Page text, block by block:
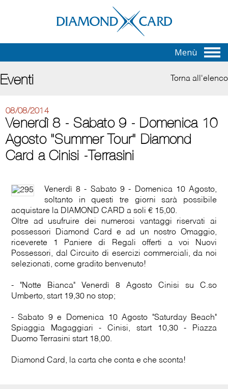
Menù
Eventi Torna all'elenco
08/08/2014
Venerdì 8 - Sabato 9 - Domenica 10
Agosto "Summer Tour" Diamond
Card a Cinisi -Terrasini
Venerdì 8 - Sabato 9 - Domenica 10 Agosto,
soltanto in questi tre giorni sarà possibile
acquistare la DIAMOND CARD a soli € 15,00.
Oltre ad usufruire dei numerosi vantaggi riservati ai
possessori Diamond Card e ad un nostro Omaggio,
riceverete 1 Paniere di Regali offerti a voi Nuovi
Possessori, dal Circuito di esercizi commerciali, da noi
selezionati, come gradito benvenuto!
- "Notte Bianca" Venerdì 8 Agosto Cinisi su C.so
Umberto, start 19,30 no stop;
- Sabato 9 e Domenica 10 Agosto "Saturday Beach"
Spiaggia Magaggiari - Cinisi, start 10,30 - Piazza
Duomo Terrasini start 18,00.
Diamond Card, la carta che conta e che sconta!